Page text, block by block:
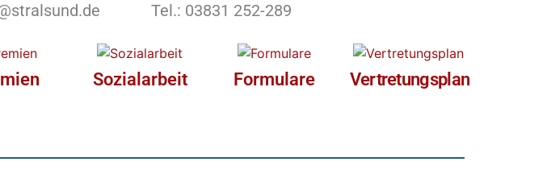
Tel.: 03831 252-289
Sozialarbeit Formulare Vertretungsplan